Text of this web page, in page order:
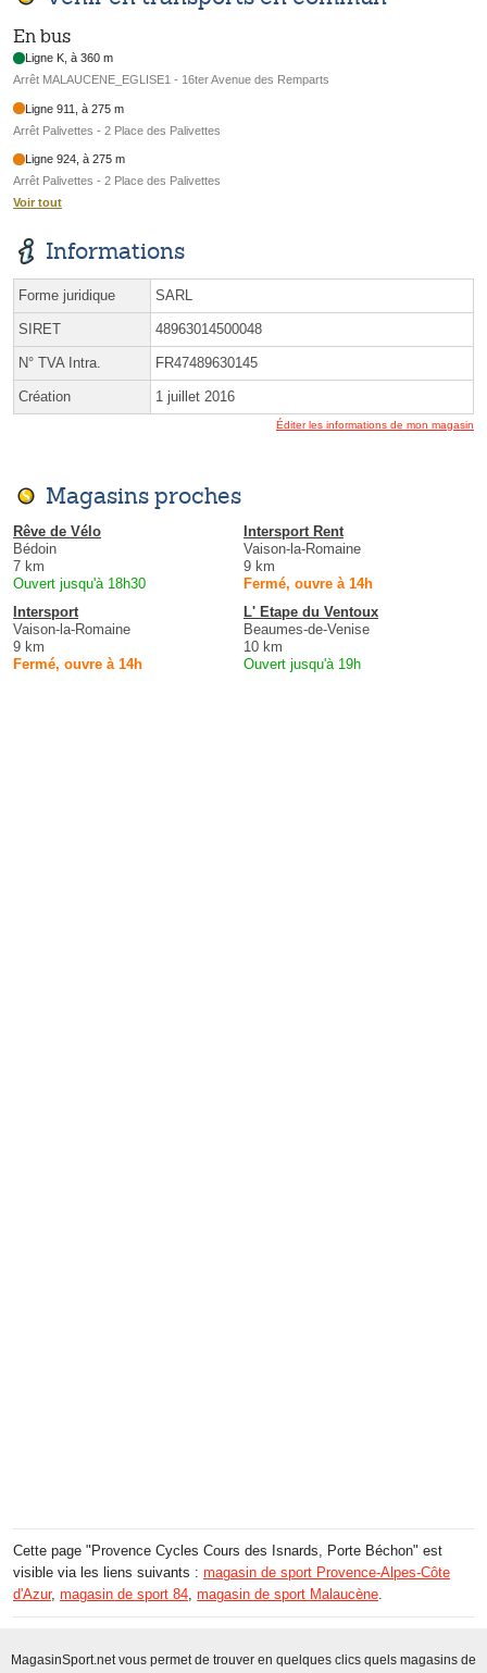
En bus
Ligne K, à 360 m
Arrêt MALAUCENE_EGLISE1 - 16ter Avenue des Remparts
Ligne 911, à 275 m
Arrêt Palivettes - 2 Place des Palivettes
Ligne 924, à 275 m
Arrêt Palivettes - 2 Place des Palivettes
Voir tout
Informations
Forme juridique SARL
SIRET 48963014500048
N° TVA Intra. FR47489630145
Création 1 juillet 2016
Éditer les informations de mon magasin
Magasins proches
Rêve de Vélo
Bédoin
7 km
Ouvert jusqu'à 18h30
Intersport Rent
Vaison-la-Romaine
9 km
Fermé, ouvre à 14h
Intersport
Vaison-la-Romaine
9 km
Fermé, ouvre à 14h
L' Etape du Ventoux
Beaumes-de-Venise
10 km
Ouvert jusqu'à 19h
Cette page "Provence Cycles Cours des Isnards, Porte Béchon" est
visible via les liens suivants : magasin de sport Provence-Alpes-Côte
d'Azur, magasin de sport 84, magasin de sport Malaucène.
MagasinSport.net vous permet de trouver en quelques clics quels magasins de